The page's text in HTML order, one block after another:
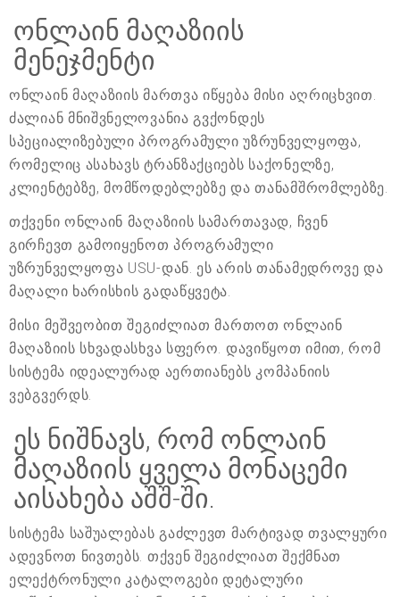
ონლაინ მაღაზიის
მენეჯმენტი
ონლაინ მაღაზიის მართვა იწყება მისი აღრიცხვით.
ძალიან მნიშვნელოვანია გვქონდეს
სპეციალიზებული პროგრამული უზრუნველყოფა,
რომელიც ასახავს ტრანზაქციებს საქონელზე,
კლიენტებზე, მომწოდებლებზე და თანამშრომლებზე.
თქვენი ონლაინ მაღაზიის სამართავად, ჩვენ
გირჩევთ გამოიყენოთ პროგრამული
უზრუნველყოფა USU-დან. ეს არის თანამედროვე და
მაღალი ხარისხის გადაწყვეტა.
მისი მეშვეობით შეგიძლიათ მართოთ ონლაინ
მაღაზიის სხვადასხვა სფერო. დავიწყოთ იმით, რომ
სისტემა იდეალურად აერთიანებს კომპანიის
ვებგვერდს.
ეს ნიშნავს, რომ ონლაინ
მაღაზიის ყველა მონაცემი
აისახება აშშ-ში.
სისტემა საშუალებას გაძლევთ მარტივად თვალყური
ადევნოთ ნივთებს. თქვენ შეგიძლიათ შექმნათ
ელექტრონული კატალოგები დეტალური